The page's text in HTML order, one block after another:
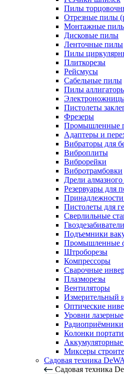
Пилы
Отрезные пилы
Монтажные
Дисковые пилы
Ленточные пилы
Пилы
Плиткорезы
Рейсмусы
Сабельные пилы
Пилы
Пистолеты
Фрезеры
Промышленные
Адаптеры и
Вибраторы для
Виброплиты
Виброрейки
Вибротрамбовки
Дрели
Резервуары для
Принадлежности
Пистолеты для
Сверлильные
Гвоздезабиватели
Подъемники
Промышленные
Штроборезы
Компрессоры
Сварочные
Плазморезы
Вентиляторы
Измерительный
Оптические
Уровни лазерные
Радиоприёмники
Колонки
Миксеры
Садовая техника
Садовая техника